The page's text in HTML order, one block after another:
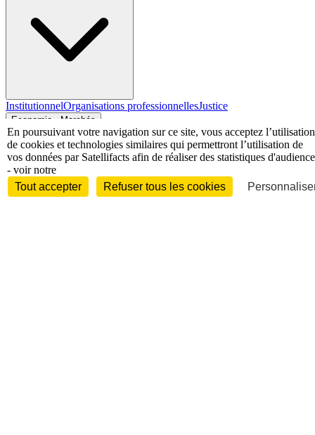
InstitutionnelOrganisations professionnellesJustice
Economie - Marchés
En poursuivant votre navigation sur ce site, vous acceptez l’utilisation
de cookies et technologies similaires qui permettront l’utilisation de
vos données par Satellifacts afin de réaliser des statistiques d'audience
- voir notre
Tout accepter
Refuser tous les cookies